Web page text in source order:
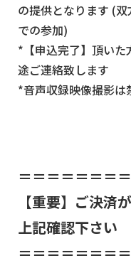
の提供となります (
での参加)
*【申込完了】頂いた
途ご連絡致します
*音声収録映像撮影は
＝＝＝＝＝＝＝
【重要】ご決済
上記確認下さい
＝＝＝＝＝＝＝